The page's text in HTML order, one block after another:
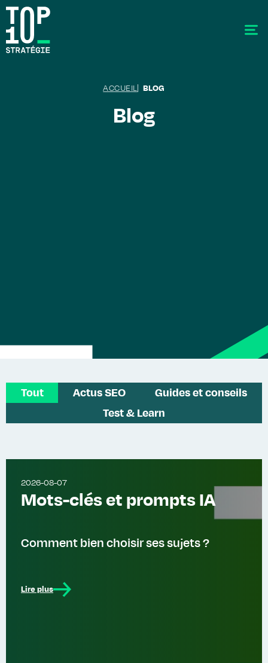
ACCUEIL BLOG
Blog
Tout Actus SEO
Guides et conseils
Test & Learn
2026-08-07
Mots-clés et prompts IA
Comment bien choisir ses sujets ?
Lire plus